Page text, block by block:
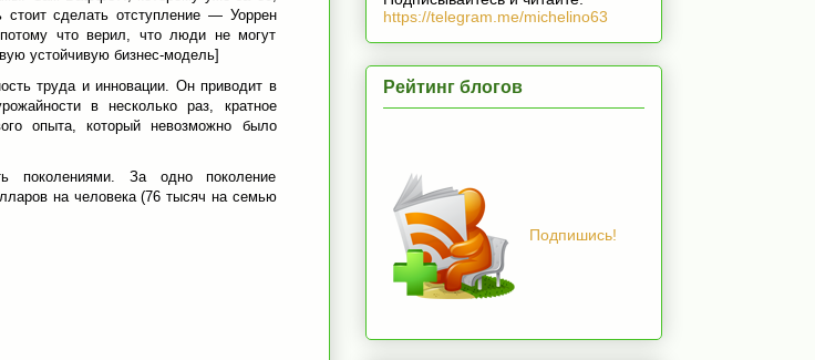
сделать отступление — Уоррен
что верил, что люди не могут
устойчивую бизнес-модель]
труда и инновации. Он приводит в
в несколько раз, кратное
опыта, который невозможно было
За одно поколение
на человека (76 тысяч на семью
https://telegram.me/michelino63
Рейтинг блогов
Подпишись!